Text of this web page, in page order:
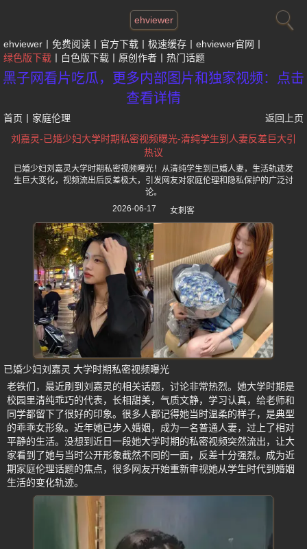
ehviewer
ehviewer 免费阅读 官方下载 极速缓存
ehviewer官网
绿色版下载
白色版下载 原创作者 热门话题
黑子网看片吃瓜，更多内部图片和独家视频：点击
查看详情
首页 家庭伦理
返回上页
刘嘉灵-已婚少妇大学时期私密视频曝光-清纯学生到人妻反差巨大引
热议
已婚少妇刘嘉灵大学时期私密视频曝光！从清纯学生到已婚人妻，生活轨迹发
生巨大变化，视频流出后反差极大，引发网友对家庭伦理和隐私保护的广泛讨
论。
2026-06-17
女刺客
已婚少妇刘嘉灵 大学时期私密视频曝光
老铁们，最近刷到刘嘉灵的相关话题，讨论非常热烈。她大学时期是
校园里清纯乖巧的代表，长相甜美，气质文静，学习认真，给老师和
同学都留下了很好的印象。很多人都记得她当时温柔的样子，是典型
的乖乖女形象。近年她已步入婚姻，成为一名普通人妻，过上了相对
平静的生活。没想到近日一段她大学时期的私密视频突然流出，让大
家看到了她与当时公开形象截然不同的一面，反差十分强烈。成为近
期家庭伦理话题的焦点，很多网友开始重新审视她从学生时代到婚姻
生活的变化轨迹。